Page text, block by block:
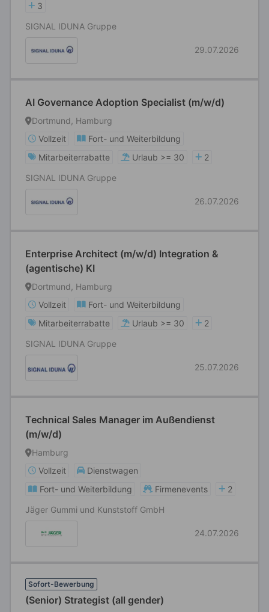
3
SIGNAL IDUNA Gruppe
29.07.2026
AI Governance Adoption Specialist (m/w/d)
Dortmund, Hamburg
Vollzeit
Fort- und Weiterbildung
Mitarbeiterrabatte
Urlaub >= 30
2
SIGNAL IDUNA Gruppe
26.07.2026
Enterprise Architect (m/w/d) Integration &
(agentische) KI
Dortmund, Hamburg
Vollzeit
Fort- und Weiterbildung
Mitarbeiterrabatte
Urlaub >= 30
2
SIGNAL IDUNA Gruppe
25.07.2026
Technical Sales Manager im Außendienst
(m/w/d)
Hamburg
Vollzeit
Dienstwagen
Fort- und Weiterbildung
Firmenevents
2
Jäger Gummi und Kunststoff GmbH
24.07.2026
Sofort-Bewerbung
(Senior) Strategist (all gender)